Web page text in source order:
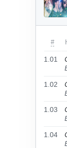
#
1.01
1.02
1.03
1.04